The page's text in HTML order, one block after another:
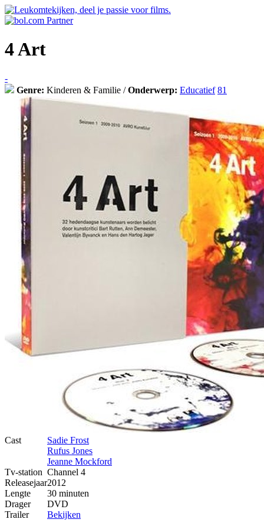
4 Art
-
Genre: Kinderen & Familie /Onderwerp: Educatief 81
Cast
Sadie Frost
Rufus Jones
Jeanne Mockford
Tv-station Channel 4
Releasejaar2012
Lengte
30 minuten
Drager
DVD
Trailer
Bekijken